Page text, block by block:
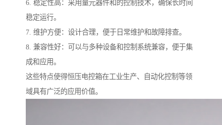
6. 稳定性高：采用量元器件和的控制技术，确保长时间
稳定运行。
7. 维护方便：设计合理，便于日常维护和故障排查。
8. 兼容性好：可以与多种设备和控制系统兼容，便于集
成和应用。
这些特点使得恒压电控箱在工业生产、自动化控制等领
域具有广泛的应用价值。